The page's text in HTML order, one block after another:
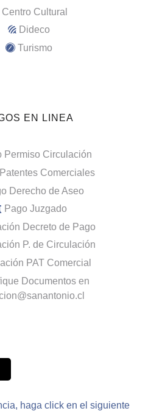
Centro Cultural
Dideco
Turismo
EN LINEA
Permiso Circulación
Comerciales
Derecho de Aseo
Pago Juzgado
Decreto de Pago
P. de Circulación
PAT Comercial
Documentos en
haga click en el siguiente